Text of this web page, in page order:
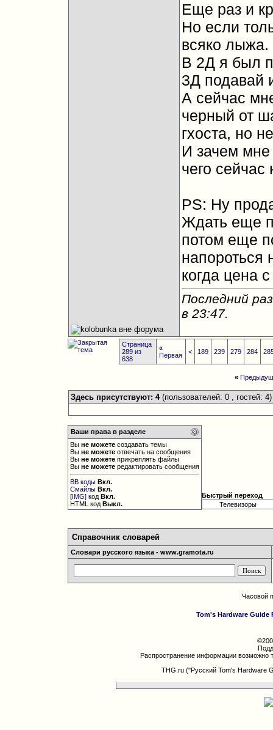
Еще раз и
Но если
всяко
В 2Д я был
3Д подавай
А сейчас
черный от
гхоста, но
И зачем мне
чего сейчас
PS: Ну
Ждать еще
потом еще
напороться
когда цена
Последний
в 23:47.
Страница
289 из
638
«
Первая
< 189 239 279 284
«
Здесь присутствуют: 4 (пользователей: 0 , гостей: 4)
Ваши права в разделе
Выне можете создавать темы
Выне можете отвечать на сообщения
Выне можете прикреплять файлы
Выне можете редактировать сообщения
BB коды Вкл.
Смайлы Вкл.
[IMG] кодВкл.
HTML кодВыкл.
Быстрый переход
Справочник словарей
Словари русского языка - www.gramota.ru
Часовой
Tom's Hardware Guide
Распространение информации возможно
THG.ru ("Русский Tom's Hardware